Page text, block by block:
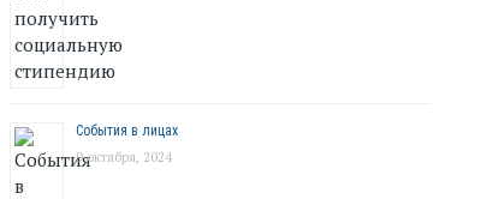
События в лицах
9 октября, 2024